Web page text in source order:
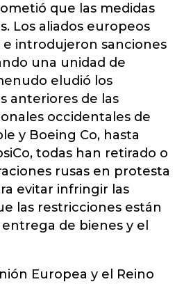
que las medidas
Los aliados europeos
e introdujeron sanciones
una unidad de
eludió los
anteriores de las
occidentales de
y Boeing Co, hasta
todas han retirado o
rusas en protesta
evitar infringir las
las restricciones están
de bienes y el
Europea y el Reino